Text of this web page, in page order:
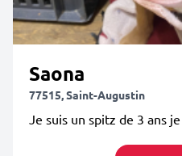
Saona
77515, Saint-Augustin
Je suis un spitz de 3 ans